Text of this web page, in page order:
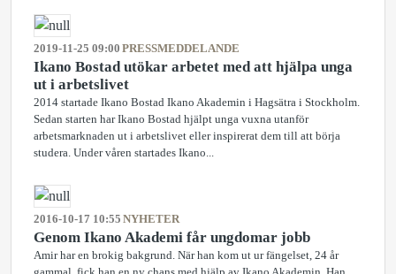
2019-11-25 09:00 PRESSMEDDELANDE
Ikano Bostad utökar arbetet med att hjälpa unga
ut i arbetslivet
2014 startade Ikano Bostad Ikano Akademin i Hagsätra i Stockholm.
Sedan starten har Ikano Bostad hjälpt unga vuxna utanför
arbetsmarknaden ut i arbetslivet eller inspirerat dem till att börja
studera. Under våren startades Ikano...
2016-10-17 10:55 NYHETER
Genom Ikano Akademi får ungdomar jobb
Amir har en brokig bakgrund. När han kom ut ur fängelset, 24 år